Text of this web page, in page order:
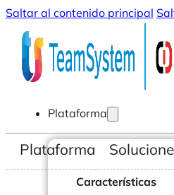
Saltar al contenido principal
Plataforma
Características
Plataforma